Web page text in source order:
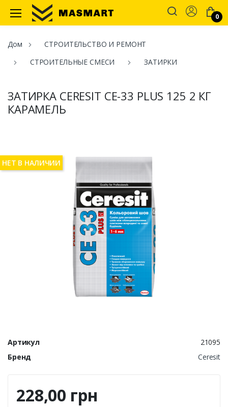
Masmart
Account
0
Дом
СТРОИТЕЛЬСТВО И РЕМОНТ
СТРОИТЕЛЬНЫЕ СМЕСИ
ЗАТИРКИ
ЗАТИРКА CERESIT СЕ-33 PLUS 125 2 КГ
КАРАМЕЛЬ
НЕТ В НАЛИЧИИ
Артикул
21095
Бренд
Ceresit
228,00 грн